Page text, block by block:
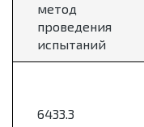
метод
проведения
испытаний
6433.3